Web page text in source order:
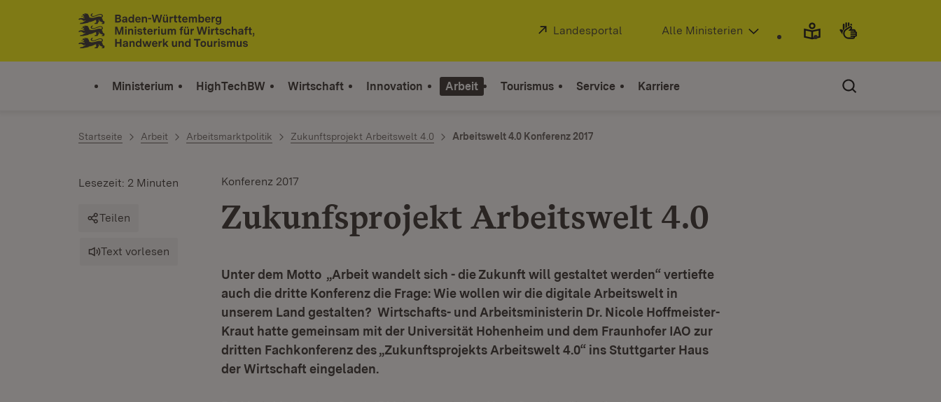
Zum Inhalt springen
Link zur Startseite
Extern:
Landesportal (Öffnet in neuem Fenster)
Alle Ministerien
Ministerium HighTechBW Wirtschaft Innovation Arbeit Tourismus Service Karriere
Startseite Arbeit Arbeitsmarktpolitik Zukunftsprojekt Arbeitswelt 4.0 Arbeitswelt 4.0 Konferenz 2017
Konferenz 2017
Zukunfsprojekt Arbeitswelt 4.0
Lesezeit: 2 Minuten
Teilen
Text vorlesen
Unter dem Motto „Arbeit wandelt sich - die Zukunft will gestaltet werden“ vertiefte
auch die dritte Konferenz die Frage: Wie wollen wir die digitale Arbeitswelt in
unserem Land gestalten? Wirtschafts- und Arbeitsministerin Dr. Nicole Hoffmeister-
Kraut hatte gemeinsam mit der Universität Hohenheim und dem Fraunhofer IAO zur
dritten Fachkonferenz des „Zukunftsprojekts Arbeitswelt 4.0“ ins Stuttgarter Haus
der Wirtschaft eingeladen.